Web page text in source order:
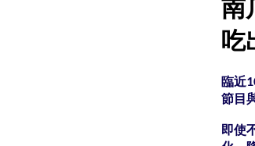
南
吃
臨近
節目
即使